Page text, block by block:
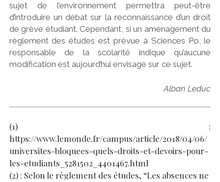
sujet de l’environnement permettra peut-être
d’introduire un débat sur la reconnaissance d’un droit
de grève étudiant. Cependant, si un aménagement du
règlement des études est prévue à Sciences Po, le
responsable de la scolarité indique qu’aucune
modification est aujourd’hui envisagé sur ce sujet.
Alban Leduc
(1) :
https://www.lemonde.fr/campus/article/2018/04/06/
universites-bloquees-quels-droits-et-devoirs-pour-
les-etudiants_5281502_4401467.html
(2) : Selon le règlement des études, “Les absences ne